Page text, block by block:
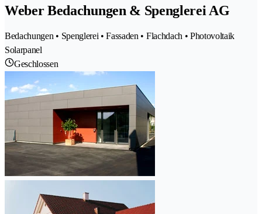
Weber Bedachungen & Spenglerei AG
Bedachungen • Spenglerei • Fassaden • Flachdach • Photovoltaik
Solarpanel
Geschlossen